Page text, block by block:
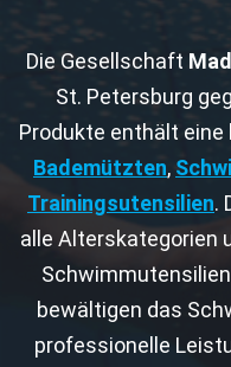
Die Gesellschaft
St. Petersburg
Produkte enthält eine
Bademützten,
Trainingsutensilien.
alle Alterskategorien
bewältigen das
professionelle